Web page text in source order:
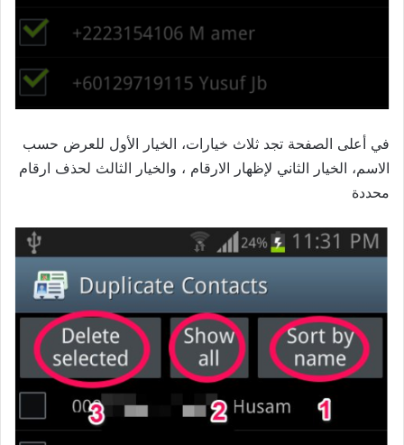
في أعلى الصفحة تجد ثلاث خيارات، الخيار الأول للعرض حسب
الاسم، الخيار الثاني لإظهار الارقام ، والخيار الثالث لحذف ارقام
محددة